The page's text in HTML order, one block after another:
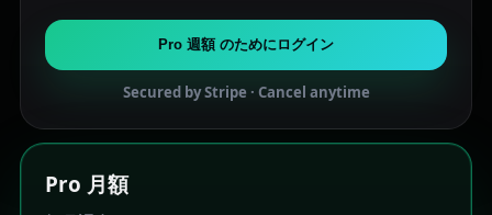
Pro 週額 のためにログイン
Secured by Stripe · Cancel anytime
Pro 月額